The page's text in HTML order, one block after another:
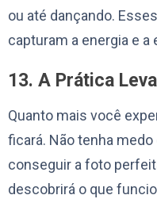
ou até dançando.
capturam a energia e
13. A Prática
Quanto mais você
ficará. Não tenha
conseguir a foto
descobrirá o que